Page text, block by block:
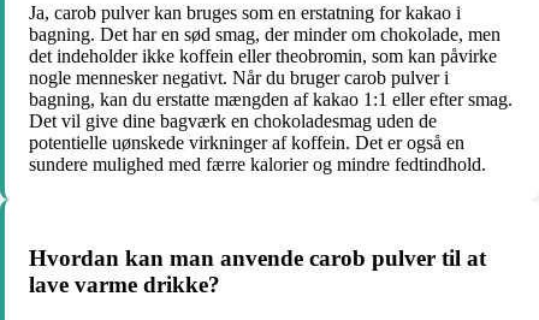
Ja, carob pulver kan bruges som en erstatning for kakao i
bagning. Det har en sød smag, der minder om chokolade, men
det indeholder ikke koffein eller theobromin, som kan påvirke
nogle mennesker negativt. Når du bruger carob pulver i
bagning, kan du erstatte mængden af kakao 1:1 eller efter smag.
Det vil give dine bagværk en chokoladesmag uden de
potentielle uønskede virkninger af koffein. Det er også en
sundere mulighed med færre kalorier og mindre fedtindhold.
Hvordan kan man anvende carob pulver til at
lave varme drikke?